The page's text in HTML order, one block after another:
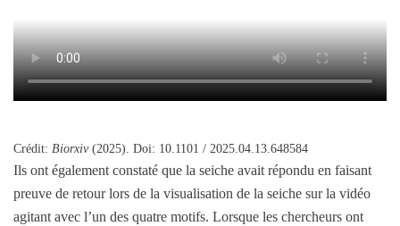
Crédit: Biorxiv(2025). Doi: 10.1101 / 2025.04.13.648584
Ils ont également constaté que la seiche avait répondu en faisant
preuve de retour lors de la visualisation de la seiche sur la vidéo
agitant avec l’un des quatre motifs. Lorsque les chercheurs ont